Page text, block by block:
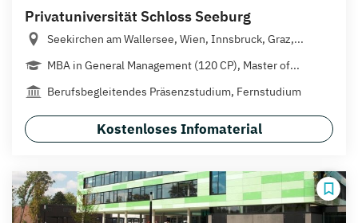
Privatuniversität Schloss Seeburg
Seekirchen am Wallersee, Wien, Innsbruck, Graz,...
MBA in General Management (120 CP), Master of...
Berufsbegleitendes Präsenzstudium, Fernstudium
Kostenloses Infomaterial